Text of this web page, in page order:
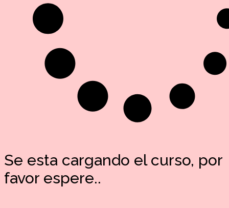
Se esta cargando el curso, por
favor espere..